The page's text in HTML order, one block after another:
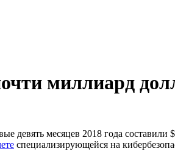
миллиард
девять месяцев 2018 года составили
специализирующейся на